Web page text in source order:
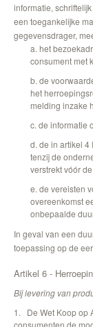
informatie,
een toegankelijke
gegevensdrager,
a. het
consument met
b. de
het
melding inzake
c. de informatie
d. de in artikel
tenzij de
verstrekt vóór
e. de vereisten
overeenkomst
onbepaalde
In geval van een
toepassing op de
Artikel 6 -
Bij levering van
1. De Wet Koop op
consumenten de